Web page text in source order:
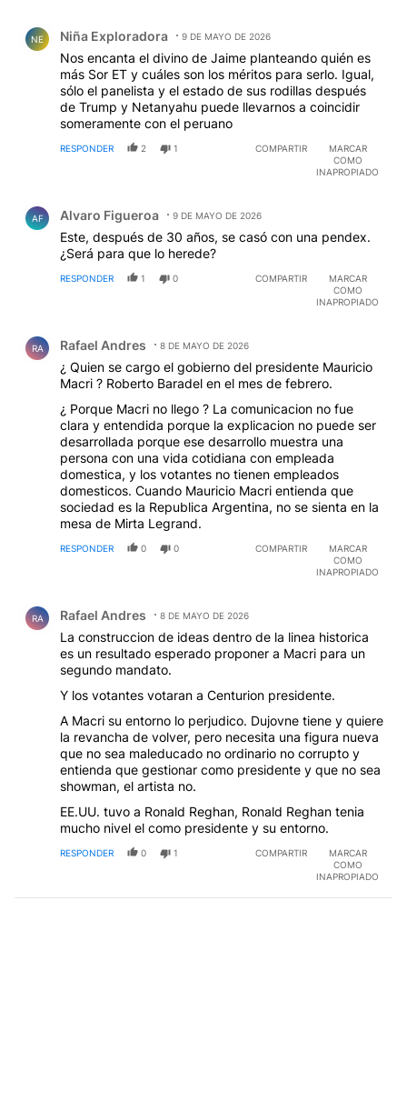
NE Niña Exploradora 9 DE MAYO DE 2026
Nos encanta el divino de Jaime planteando quién es
más Sor ET y cuáles son los méritos para serlo. Igual,
sólo el panelista y el estado de sus rodillas después
de Trump y Netanyahu puede llevarnos a coincidir
someramente con el peruano
RESPONDER 2 1 COMPARTIR
MARCAR
COMO
INAPROPIADO
AF Alvaro Figueroa 9 DE MAYO DE 2026
Este, después de 30 años, se casó con una pendex.
¿Será para que lo herede?
RESPONDER 1 0 COMPARTIR
MARCAR
COMO
INAPROPIADO
RA Rafael Andres 8 DE MAYO DE 2026
¿ Quien se cargo el gobierno del presidente Mauricio
Macri ? Roberto Baradel en el mes de febrero.
¿ Porque Macri no llego ? La comunicacion no fue
clara y entendida porque la explicacion no puede ser
desarrollada porque ese desarrollo muestra una
persona con una vida cotidiana con empleada
domestica, y los votantes no tienen empleados
domesticos. Cuando Mauricio Macri entienda que
sociedad es la Republica Argentina, no se sienta en la
mesa de Mirta Legrand.
RESPONDER 0 0 COMPARTIR
MARCAR
COMO
INAPROPIADO
RA Rafael Andres 8 DE MAYO DE 2026
La construccion de ideas dentro de la linea historica
es un resultado esperado proponer a Macri para un
segundo mandato.
Y los votantes votaran a Centurion presidente.
A Macri su entorno lo perjudico. Dujovne tiene y quiere
la revancha de volver, pero necesita una figura nueva
que no sea maleducado no ordinario no corrupto y
entienda que gestionar como presidente y que no sea
showman, el artista no.
EE.UU. tuvo a Ronald Reghan, Ronald Reghan tenia
mucho nivel el como presidente y su entorno.
RESPONDER 0 1 COMPARTIR
MARCAR
COMO
INAPROPIADO